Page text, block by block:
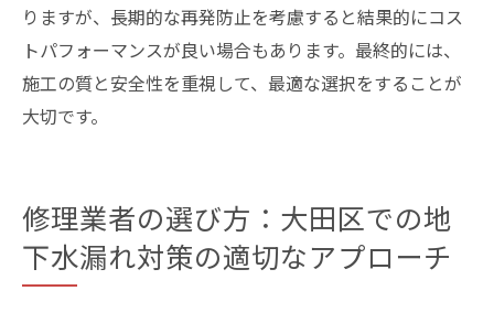
りますが、長期的な再発防止を考慮すると結果的にコス
トパフォーマンスが良い場合もあります。最終的には、
施工の質と安全性を重視して、最適な選択をすることが
大切です。
修理業者の選び方：大田区での地
下水漏れ対策の適切なアプローチ